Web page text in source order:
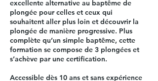
excellente alternative au baptême de
plongée pour celles et ceux qui
souhaitent aller plus loin et découvrir la
plongée de manière progressive. Plus
complète qu’un simple baptême, cette
formation se compose de 3 plongées et
s’achève par une certification.
Accessible dès 10 ans et sans expérience